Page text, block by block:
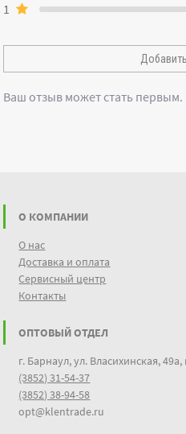
Ваш отзыв может стать первым.
1
О КОМПАНИИ
О нас
Доставка и оплата
Сервисный центр
Контакты
ОПТОВЫЙ ОТДЕЛ
г. Барнаул, ул. Власихинская,
(3852) 31-54-37
(3852) 38-94-58
opt@klentrade.ru